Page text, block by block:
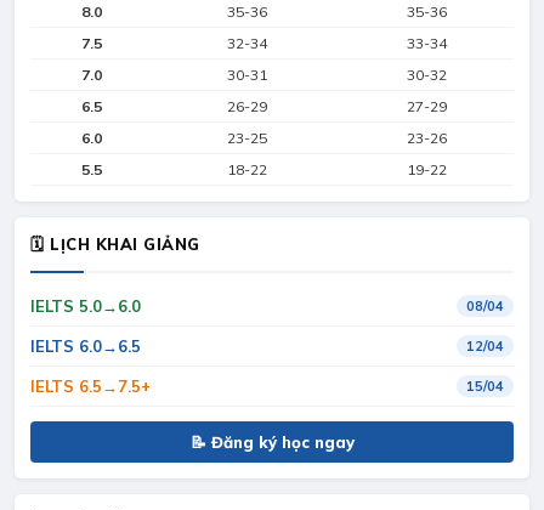
8.0 35-36
35-36
7.5
32-34
33-34
7.0
30-31
30-32
6.5
26-29
27-29
6.0
23-25
23-26
5.5
18-22 19-22
🗓 LỊCH KHAI GIẢNG
IELTS 5.0→6.0 08/04
IELTS 6.0→6.5 12/04
IELTS 6.5→7.5+ 15/04
📝 Đăng ký học ngay